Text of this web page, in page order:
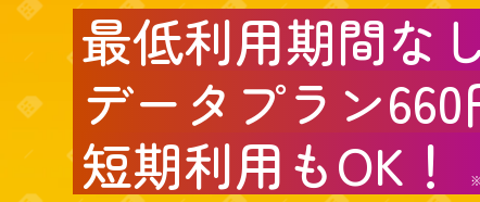
最低利用期間な
データプラン660
短期利用もOK！